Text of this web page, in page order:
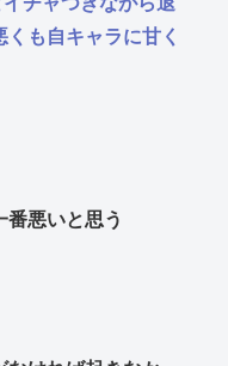
も自キャラに甘く
番悪いと思う